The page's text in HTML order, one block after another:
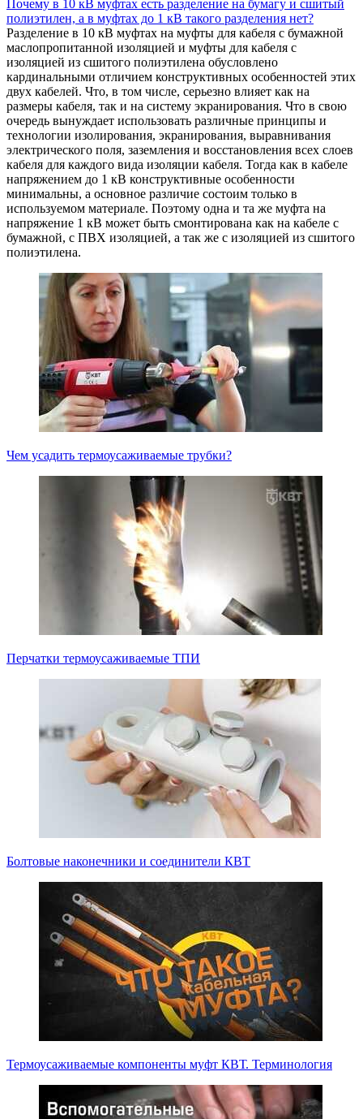
Почему в 10 кВ муфтах есть разделение на бумагу и сшитый
полиэтилен, а в муфтах до 1 кВ такого разделения нет?
Разделение в 10 кВ муфтах на муфты для кабеля с бумажной
маслопропитанной изоляцией и муфты для кабеля с
изоляцией из сшитого полиэтилена обусловлено
кардинальными отличием конструктивных особенностей этих
двух кабелей. Что, в том числе, серьезно влияет как на
размеры кабеля, так и на систему экранирования. Что в свою
очередь вынуждает использовать различные принципы и
технологии изолирования, экранирования, выравнивания
электрического поля, заземления и восстановления всех слоев
кабеля для каждого вида изоляции кабеля. Тогда как в кабеле
напряжением до 1 кВ конструктивные особенности
минимальны, а основное различие состоим только в
используемом материале. Поэтому одна и та же муфта на
напряжение 1 кВ может быть смонтирована как на кабеле с
бумажной, с ПВХ изоляцией, а так же с изоляцией из сшитого
полиэтилена.
Чем усадить термоусаживаемые трубки?
Перчатки термоусаживаемые ТПИ
Болтовые наконечники и соединители КВТ
Термоусаживаемые компоненты муфт КВТ. Терминология